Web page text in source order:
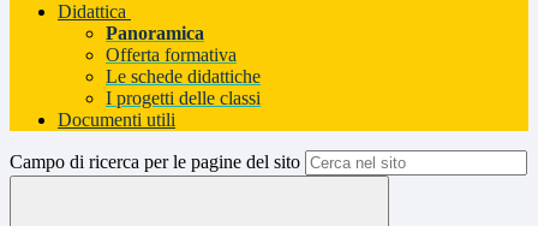
Didattica
Panoramica
Offerta formativa
Le schede didattiche
I progetti delle classi
Documenti utili
Campo di ricerca per le pagine del sito